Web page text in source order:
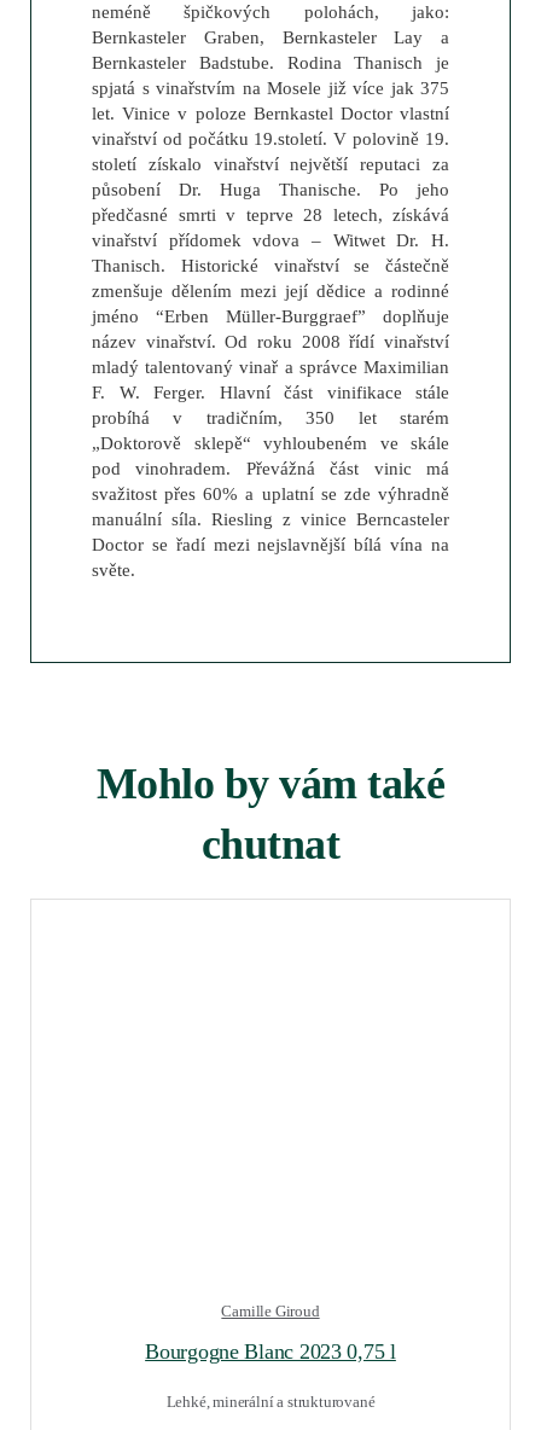
neméně špičkových polohách, jako:
Bernkasteler Graben, Bernkasteler Lay a
Bernkasteler Badstube. Rodina Thanisch je
spjatá s vinařstvím na Mosele již více jak 375
let. Vinice v poloze Bernkastel Doctor vlastní
vinařství od počátku 19.století. V polovině 19.
století získalo vinařství největší reputaci za
působení Dr. Huga Thanische. Po jeho
předčasné smrti v teprve 28 letech, získává
vinařství přídomek vdova – Witwet Dr. H.
Thanisch. Historické vinařství se částečně
zmenšuje dělením mezi její dědice a rodinné
jméno “Erben Müller-Burggraef” doplňuje
název vinařství. Od roku 2008 řídí vinařství
mladý talentovaný vinař a správce Maximilian
F. W. Ferger. Hlavní část vinifikace stále
probíhá v tradičním, 350 let starém
„Doktorově sklepě“ vyhloubeném ve skále
pod vinohradem. Převážná část vinic má
svažitost přes 60% a uplatní se zde výhradně
manuální síla. Riesling z vinice Berncasteler
Doctor se řadí mezi nejslavnější bílá vína na
světe.
Mohlo by vám také
chutnat
Camille Giroud
Bourgogne Blanc 2023 0,75 l
Lehké, minerální a strukturované